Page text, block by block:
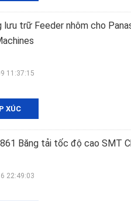
lưu trữ Feeder nhôm cho
XÚC
11:37:15
Băng tải tốc độ cao SMT
22:49:03